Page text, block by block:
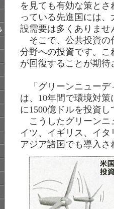
を見ても有効な策と
っている先進国には
設需要は多くありませ
そこで、公共投資の
分野への投資です。
が回復することが期待
「グリーンニューデ
は、10年間で環境対
に1500億ドルを投資
こうしたグリーンニ
イツ、イギリス、イ
アジア諸国でも導入さ